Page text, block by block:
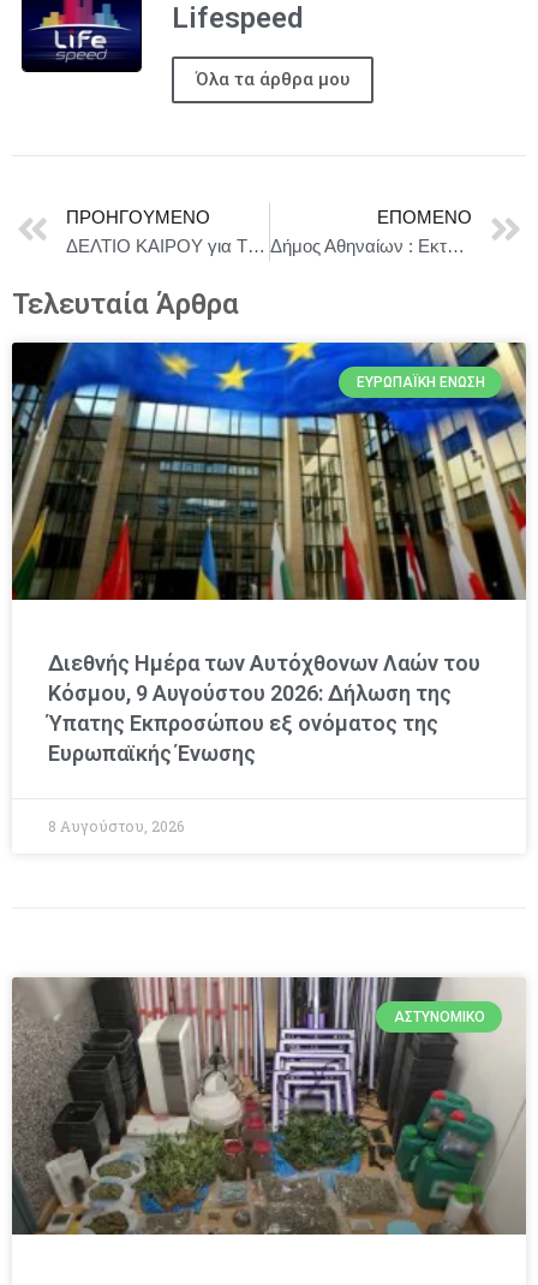
Lifespeed
Όλα τα άρθρα μου
ΠΡΟΗΓΟΎΜΕΝΟ
ΔΕΛΤΙΟ ΚΑΙΡΟΥ για Τρίτη 26/8
ΕΠΌΜΕΝΟ
Δήμος Αθηναίων : Εκτέλεση εργασιών τεχνικής φύσεως στο Τμήμα 22 του Γ΄ Κοιμητηρίου Αθηνών
Τελευταία Άρθρα
ΕΥΡΩΠΑΪΚΉ ΈΝΩΣΗ
Διεθνής Ημέρα των Αυτόχθονων Λαών του
Κόσμου, 9 Αυγούστου 2026: Δήλωση της
Ύπατης Εκπροσώπου εξ ονόματος της
Ευρωπαϊκής Ένωσης
8 Αυγούστου, 2026
ΑΣΤΥΝΟΜΙΚΌ